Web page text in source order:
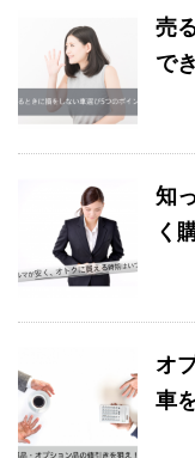
売
で
知
く
オ
車